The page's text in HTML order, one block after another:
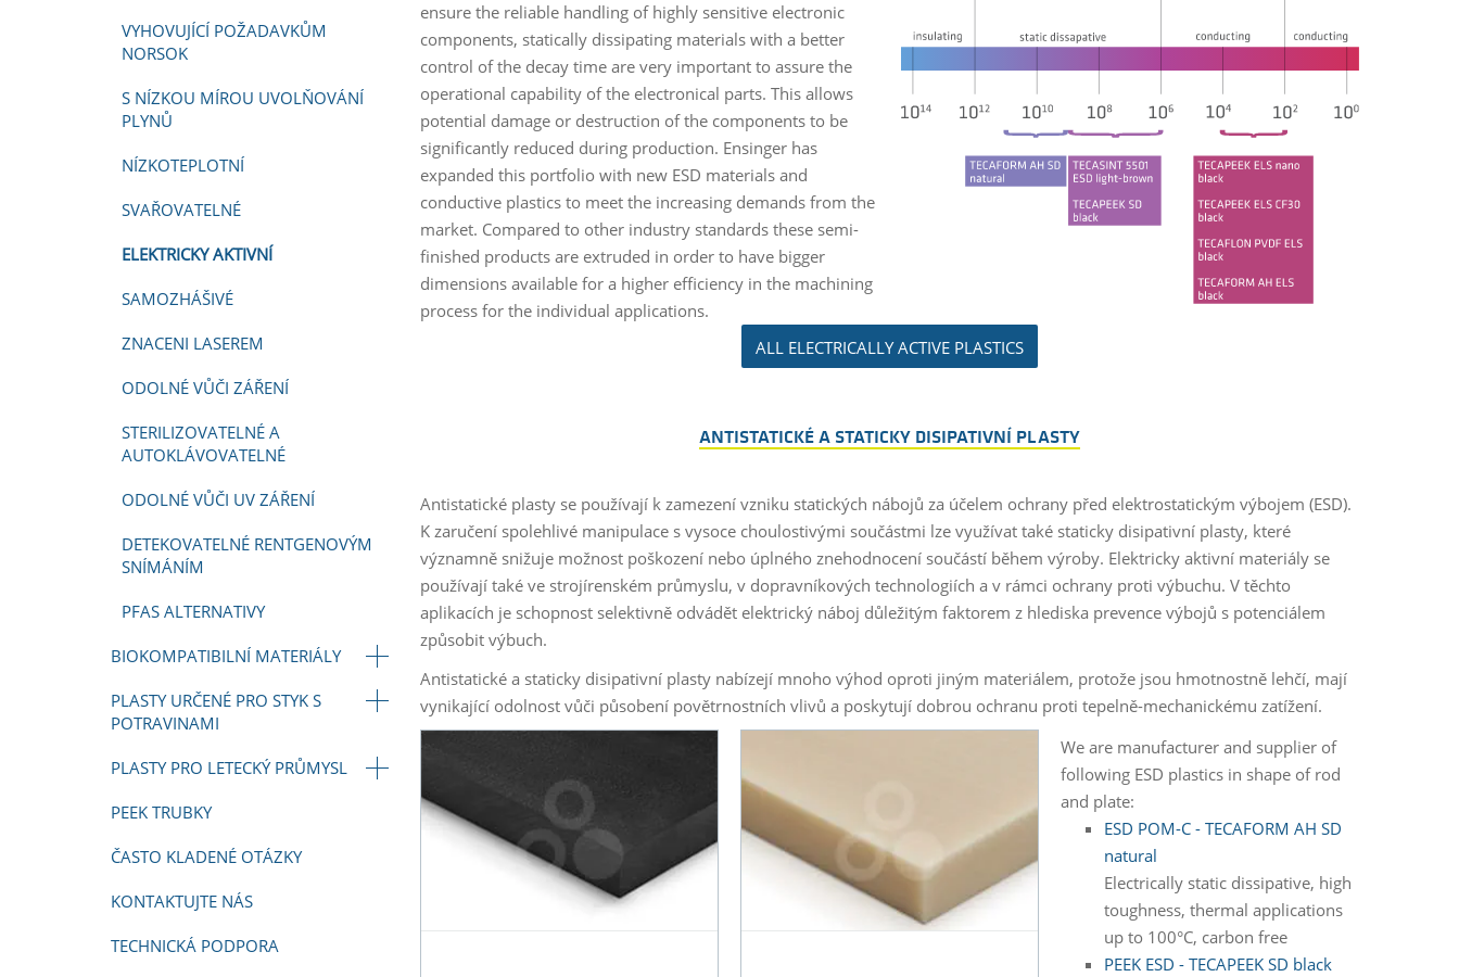
VYHOVUJÍCÍ POŽADAVKŮM
NORSOK
S NÍZKOU MÍROU UVOLŇOVÁNÍ
PLYNŮ
NÍZKOTEPLOTNÍ
SVAŘOVATELNÉ
ELEKTRICKY AKTIVNÍ
SAMOZHÁŠIVÉ
ZNACENI LASEREM
ODOLNÉ VŮČI ZÁŘENÍ
STERILIZOVATELNÉ A
AUTOKLÁVOVATELNÉ
ODOLNÉ VŮČI UV ZÁŘENÍ
DETEKOVATELNÉ RENTGENOVÝM
SNÍMÁNÍM
PFAS ALTERNATIVY
BIOKOMPATIBILNÍ MATERIÁLY
PLASTY URČENÉ PRO STYK S
POTRAVINAMI
PLASTY PRO LETECKÝ PRŮMYSL
PEEK TRUBKY
ČASTO KLADENÉ OTÁZKY
KONTAKTUJTE NÁS
TECHNICKÁ PODPORA
ensure the reliable handling of highly sensitive electronic
components, statically dissipating materials with a better
control of the decay time are very important to assure the
operational capability of the electronical parts. This allows
potential damage or destruction of the components to be
significantly reduced during production. Ensinger has
expanded this portfolio with new ESD materials and
conductive plastics to meet the increasing demands from the
market. Compared to other industry standards these semi-
finished products are extruded in order to have bigger
dimensions available for a higher efficiency in the machining
process for the individual applications.
ALL ELECTRICALLY ACTIVE PLASTICS
ANTISTATICKÉ A STATICKY DISIPATIVNÍ PLASTY
Antistatické plasty se používají k zamezení vzniku statických nábojů za účelem ochrany před elektrostatickým výbojem (ESD).
K zaručení spolehlivé manipulace s vysoce choulostivými součástmi lze využívat také staticky disipativní plasty, které
významně snižuje možnost poškození nebo úplného znehodnocení součástí během výroby. Elektricky aktivní materiály se
používají také ve strojírenském průmyslu, v dopravníkových technologiích a v rámci ochrany proti výbuchu. V těchto
aplikacích je schopnost selektivně odvádět elektrický náboj důležitým faktorem z hlediska prevence výbojů s potenciálem
způsobit výbuch.
Antistatické a staticky disipativní plasty nabízejí mnoho výhod oproti jiným materiálem, protože jsou hmotnostně lehčí, mají
vynikající odolnost vůči působení povětrnostních vlivů a poskytují dobrou ochranu proti tepelně-mechanickému zatížení.
We are manufacturer and supplier of
following ESD plastics in shape of rod
and plate:
ESD POM-C - TECAFORM AH SD
natural
Electrically static dissipative, high
toughness, thermal applications
up to 100°C, carbon free
PEEK ESD - TECAPEEK SD black